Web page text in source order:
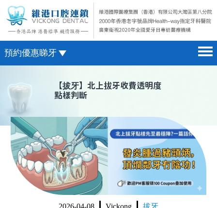
預約優惠睇牙
醫院簡介 hospital introduction
醫生介紹 doctor introduction
醫療新聞 medical news
種植牙 dental implant
箍牙 orthodontics
收費標準 change standard
微信預約
WhatsApp預約
【拔牙】北上拔牙收費透明度
點樣判斷
2026-04-08 Vickong 拔牙